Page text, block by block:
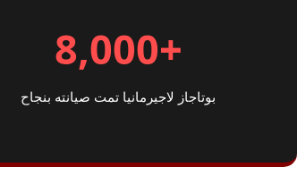
+8,000
بوتاجاز لاجيرمانيا تمت صيانته بنجاح